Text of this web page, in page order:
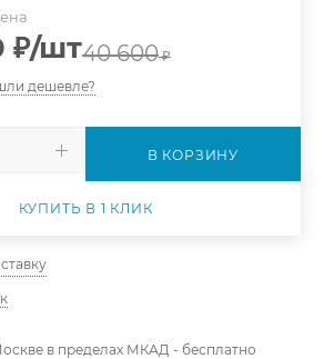
₽/шт40 600₽
дешевле?
В КОРЗИНУ
КУПИТЬ В 1 КЛИК
в пределах МКАД - бесплатно